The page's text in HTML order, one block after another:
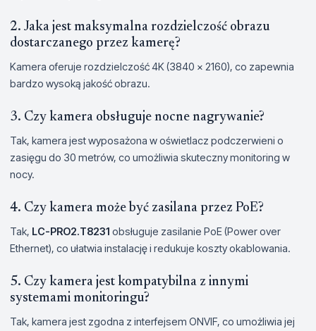
2. Jaka jest maksymalna rozdzielczość obrazu
dostarczanego przez kamerę?
Kamera oferuje rozdzielczość 4K (3840 x 2160), co zapewnia
bardzo wysoką jakość obrazu.
3. Czy kamera obsługuje nocne nagrywanie?
Tak, kamera jest wyposażona w oświetlacz podczerwieni o
zasięgu do 30 metrów, co umożliwia skuteczny monitoring w
nocy.
4. Czy kamera może być zasilana przez PoE?
Tak, LC-PRO2.T8231 obsługuje zasilanie PoE (Power over
Ethernet), co ułatwia instalację i redukuje koszty okablowania.
5. Czy kamera jest kompatybilna z innymi
systemami monitoringu?
Tak, kamera jest zgodna z interfejsem ONVIF, co umożliwia jej